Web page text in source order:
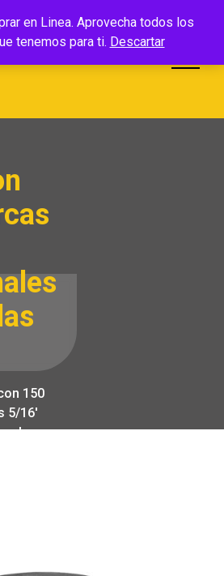
en Linea. Aprovecha todos los
tenemos para ti. Descartar
150
5/16′